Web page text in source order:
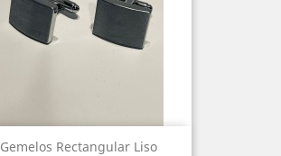
Gemelos Rectangular Liso